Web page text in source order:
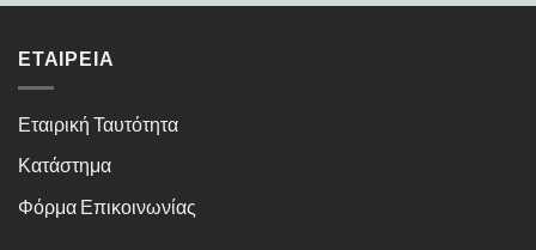
ΕΤΑΙΡΕΊΑ
Εταιρική Ταυτότητα
Κατάστημα
Φόρμα Επικοινωνίας